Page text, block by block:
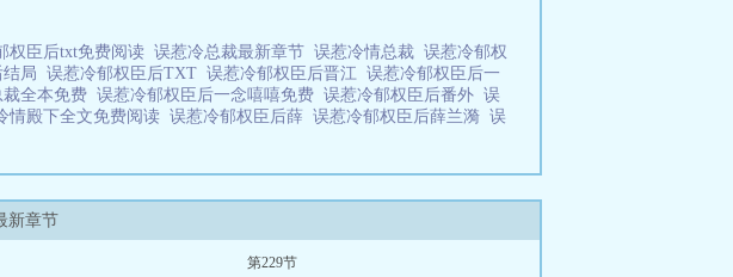
权臣后txt免费阅读 误惹冷总裁最新章节 误惹冷情总裁 误惹冷郁权
结局 误惹冷郁权臣后TXT 误惹冷郁权臣后晋江 误惹冷郁权臣后一
全本免费 误惹冷郁权臣后一念嘻嘻免费 误惹冷郁权臣后番外 误
情殿下全文免费阅读 误惹冷郁权臣后薛 误惹冷郁权臣后薛兰漪 误
新章节
第229节